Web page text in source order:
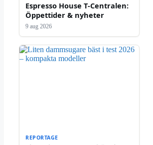
Espresso House T‑Centralen:
Öppettider & nyheter
9 aug 2026
REPORTAGE